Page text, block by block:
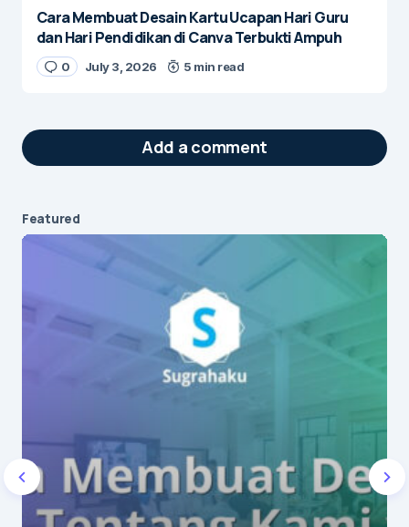
Cara Membuat Desain Kartu Ucapan Hari Guru
dan Hari Pendidikan di Canva Terbukti Ampuh
0 July 3, 2026 5 min read
Add a comment
Your email address will not be published.
Required fields are marked
Name*
Featured